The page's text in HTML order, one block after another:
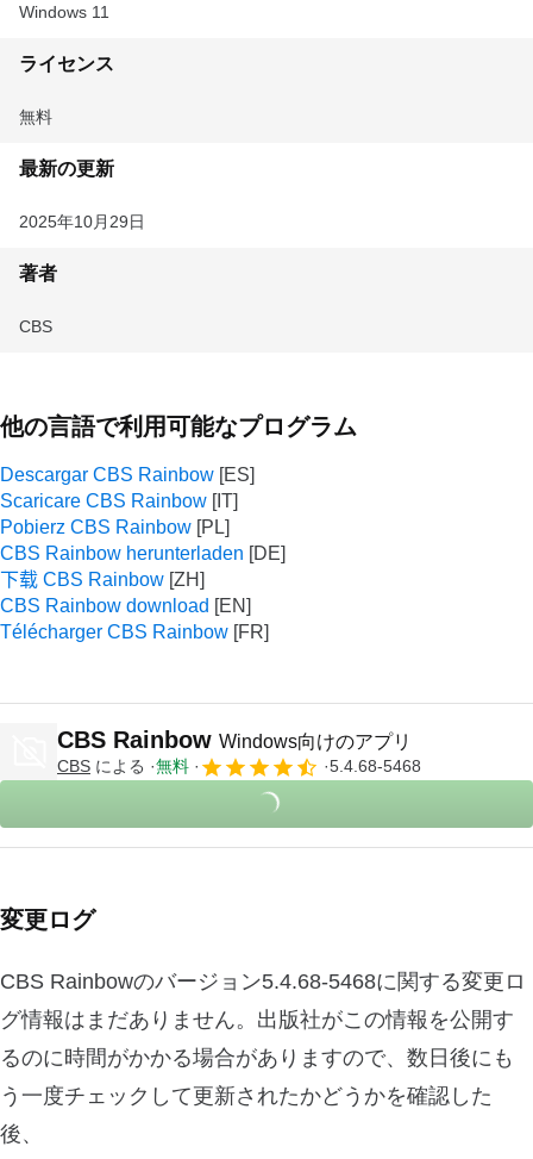
Windows 11
ライセンス
無料
最新の更新
2025年10月29日
著者
CBS
他の言語で利用可能なプログラム
Descargar CBS Rainbow
Scaricare CBS Rainbow
Pobierz CBS Rainbow
CBS Rainbow herunterladen
下载 CBS Rainbow
CBS Rainbow download
Télécharger CBS Rainbow
CBS Rainbow Windows向けのアプリ
CBS による 無料 5.4.68-5468
変更ログ
CBS Rainbowのバージョン5.4.68-5468に関する変更ロ
グ情報はまだありません。出版社がこの情報を公開す
るのに時間がかかる場合がありますので、数日後にも
う一度チェックして更新されたかどうかを確認した
後、